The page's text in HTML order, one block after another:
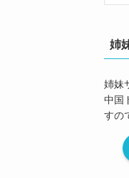
姉
姉妹
中国
すの